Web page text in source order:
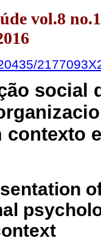
vol.8
social
contexto